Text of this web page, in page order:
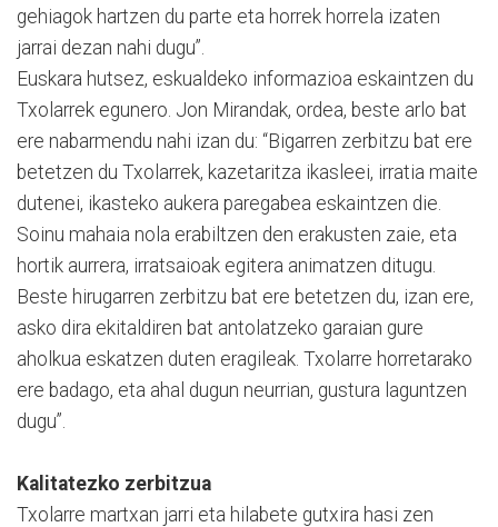
gehiagok hartzen du parte eta horrek horrela izaten
jarrai dezan nahi dugu”.
Euskara hutsez, eskualdeko informazioa eskaintzen du
Txolarrek egunero. Jon Mirandak, ordea, beste arlo bat
ere nabarmendu nahi izan du: “Bigarren zerbitzu bat ere
betetzen du Txolarrek, kazetaritza ikasleei, irratia maite
dutenei, ikasteko aukera paregabea eskaintzen die.
Soinu mahaia nola erabiltzen den erakusten zaie, eta
hortik aurrera, irratsaioak egitera animatzen ditugu.
Beste hirugarren zerbitzu bat ere betetzen du, izan ere,
asko dira ekitaldiren bat antolatzeko garaian gure
aholkua eskatzen duten eragileak. Txolarre horretarako
ere badago, eta ahal dugun neurrian, gustura laguntzen
dugu”.
Kalitatezko zerbitzua
Txolarre martxan jarri eta hilabete gutxira hasi zen